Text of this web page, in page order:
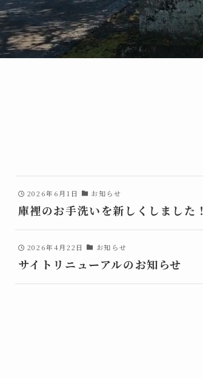
2026年6月1日 お知らせ
庫裡のお手洗いを新しくしました！
2026年4月22日 お知らせ
サイトリニューアルのお知らせ